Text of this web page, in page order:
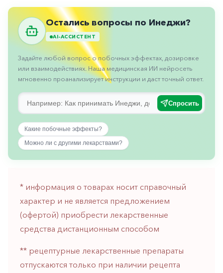
Противоэпилептические
Прочее
Пульмонология
Сердечные
Сосудистые
Тромбозы
Ухо-
горло-
Щитовидная
железа
Остались вопросы по Инеджи?
AI-АССИСТЕНТ
Задайте любой вопрос о побочных эффектах, дозировке
или взаимодействиях. Наша медицинская ИИ нейросеть
мгновенно проанализирует инструкции и даст точный ответ.
Спросить
Какие побочные эффекты?
Можно ли с другими лекарствами?
* информация о товарах носит справочный
характер и не является предложением
(офертой) приобрести лекарственные
средства дистанционным способом
** рецептурные лекарственные препараты
отпускаются только при наличии рецепта